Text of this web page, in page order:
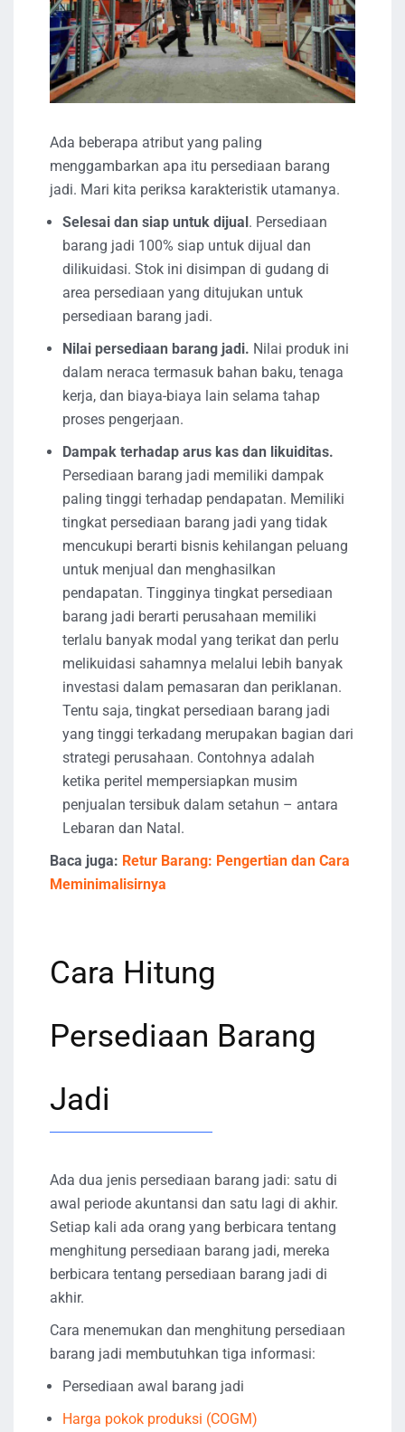
Ada beberapa atribut yang paling
menggambarkan apa itu persediaan barang
jadi. Mari kita periksa karakteristik utamanya.
Selesai dan siap untuk dijual. Persediaan
barang jadi 100% siap untuk dijual dan
dilikuidasi. Stok ini disimpan di gudang di
area persediaan yang ditujukan untuk
persediaan barang jadi.
Nilai persediaan barang jadi. Nilai produk ini
dalam neraca termasuk bahan baku, tenaga
kerja, dan biaya-biaya lain selama tahap
proses pengerjaan.
Dampak terhadap arus kas dan likuiditas.
Persediaan barang jadi memiliki dampak
paling tinggi terhadap pendapatan. Memiliki
tingkat persediaan barang jadi yang tidak
mencukupi berarti bisnis kehilangan peluang
untuk menjual dan menghasilkan
pendapatan. Tingginya tingkat persediaan
barang jadi berarti perusahaan memiliki
terlalu banyak modal yang terikat dan perlu
melikuidasi sahamnya melalui lebih banyak
investasi dalam pemasaran dan periklanan.
Tentu saja, tingkat persediaan barang jadi
yang tinggi terkadang merupakan bagian dari
strategi perusahaan. Contohnya adalah
ketika peritel mempersiapkan musim
penjualan tersibuk dalam setahun – antara
Lebaran dan Natal.
Baca juga: Retur Barang: Pengertian dan Cara
Meminimalisirnya
Cara Hitung
Persediaan Barang
Jadi
Ada dua jenis persediaan barang jadi: satu di
awal periode akuntansi dan satu lagi di akhir.
Setiap kali ada orang yang berbicara tentang
menghitung persediaan barang jadi, mereka
berbicara tentang persediaan barang jadi di
akhir.
Cara menemukan dan menghitung persediaan
barang jadi membutuhkan tiga informasi:
Persediaan awal barang jadi
Harga pokok produksi (COGM)